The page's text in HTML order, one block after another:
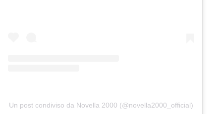
Un post condiviso da Novella 2000 (@novella2000_official)